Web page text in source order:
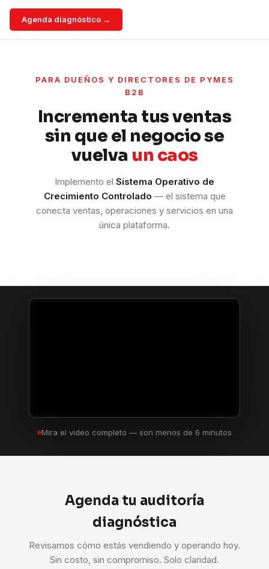
Agenda diagnóstico →
PARA DUEÑOS Y DIRECTORES DE PYMES
B2B
Incrementa tus ventas
sin que el negocio se
vuelva un caos
Implemento el Sistema Operativo de
Crecimiento Controlado — el sistema que
conecta ventas, operaciones y servicios en una
única plataforma.
Mira el video completo — son menos de 6 minutos
Agenda tu auditoría
diagnóstica
Revisamos cómo estás vendiendo y operando hoy.
Sin costo, sin compromiso. Solo claridad.